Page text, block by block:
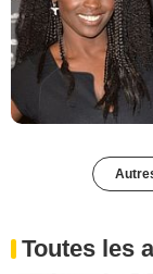
Toutes les